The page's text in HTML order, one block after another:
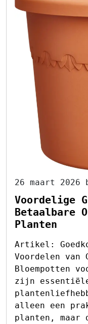
26 maart 2026
Voordelige
Betaalbare
Planten
Artikel:
Voordelen van
Bloempotten
zijn
alleen een
planten, maar